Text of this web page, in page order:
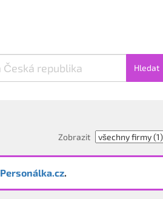
Hledat
Zobrazit
Personálka.cz.